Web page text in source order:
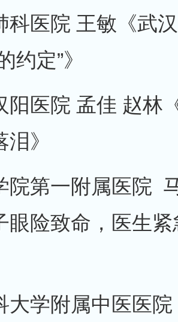
科医院 王敏《武
约定”》
阳医院 孟佳 赵林
》
院第一附属医院
眼险致命，医生
大学附属中医医